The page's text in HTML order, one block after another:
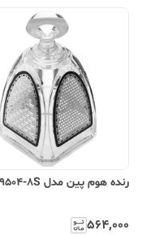
رنده هوم پین مدل FG9504-8S
۵۶۴٬۰۰۰